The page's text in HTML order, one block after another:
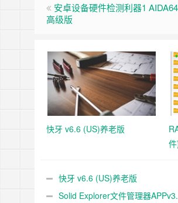
安卓设备硬件检测利器1
高级版
快牙 v6.6 (US)养老版
快牙 v6.6 (US)养老版
Solid Explorer文件管理器